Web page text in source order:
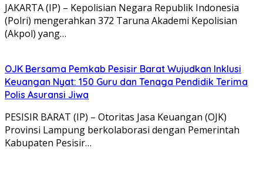
JAKARTA (IP) – Kepolisian Negara Republik Indonesia
(Polri) mengerahkan 372 Taruna Akademi Kepolisian
(Akpol) yang…
OJK Bersama Pemkab Pesisir Barat Wujudkan Inklusi
Keuangan Nyat: 150 Guru dan Tenaga Pendidik Terima
Polis Asuransi Jiwa
PESISIR BARAT (IP) – Otoritas Jasa Keuangan (OJK)
Provinsi Lampung berkolaborasi dengan Pemerintah
Kabupaten Pesisir…